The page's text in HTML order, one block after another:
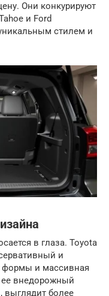
Они конкурируют
и Ford
стилем и
в глаза. Toyota
и
формы и массивная
ее внедорожный
выглядит более